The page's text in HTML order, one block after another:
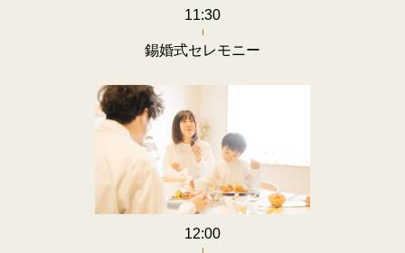
11:30
錫婚式セレモニー
12:00